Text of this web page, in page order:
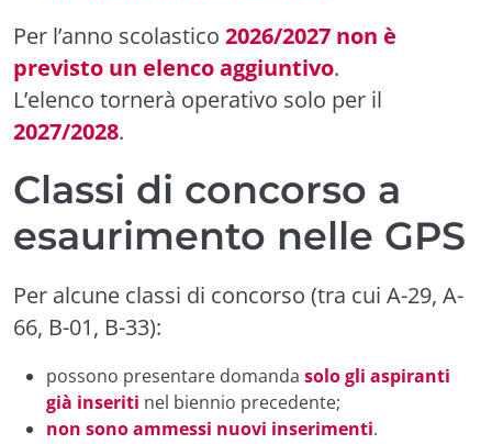
Per l’anno scolastico 2026/2027 non è
previsto un elenco aggiuntivo.
L’elenco tornerà operativo solo per il
2027/2028.
Classi di concorso a
esaurimento nelle GPS
Per alcune classi di concorso (tra cui A-29, A-
66, B-01, B-33):
possono presentare domanda solo gli aspiranti
già inseriti nel biennio precedente;
non sono ammessi nuovi inserimenti.